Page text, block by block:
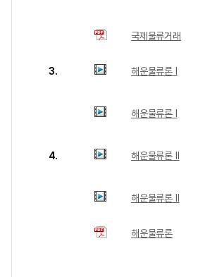
국제물류거래
3. 해운물류론 Ⅰ
해운물류론 Ⅰ
4. 해운물류론 Ⅱ
해운물류론 Ⅱ
해운물류론